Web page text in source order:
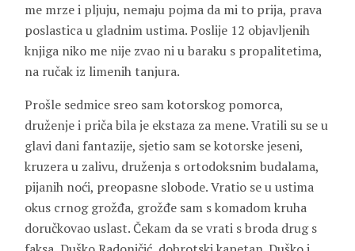
me mrze i pljuju, nemaju pojma da mi to prija, prava
poslastica u gladnim ustima. Poslije 12 objavljenih
knjiga niko me nije zvao ni u baraku s propalitetima,
na ručak iz limenih tanjura.
Prošle sedmice sreo sam kotorskog pomorca,
druženje i priča bila je ekstaza za mene. Vratili su se u
glavi dani fantazije, sjetio sam se kotorske jeseni,
kruzera u zalivu, druženja s ortodoksnim budalama,
pijanih noći, preopasne slobode. Vratio se u ustima
okus crnog grožđa, grožđe sam s komadom kruha
doručkovao uslast. Čekam da se vrati s broda drug s